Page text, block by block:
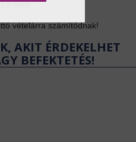
jutalék
vételárra számítódnak!
AKIT ÉRDEKELHET
BEFEKTETÉS!